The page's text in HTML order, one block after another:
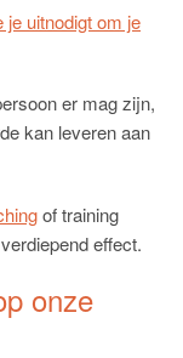
je uitnodigt om je
er mag zijn,
kan leveren aan
of training
effect.
onze